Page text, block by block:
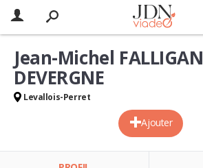
Ajouter
Jean-Michel FALLIGAN
DEVERGNE
Levallois-Perret